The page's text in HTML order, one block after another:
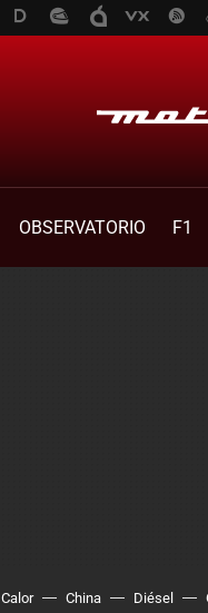
OBSERVATORIO F1
Calor China Diésel